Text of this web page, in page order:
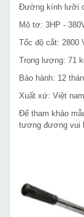
Đường kính lưỡi
Mô tơ: 3HP -
Tốc độ cắt: 2800
Trọng lượng: 71
Bảo hành: 12
Xuất xứ: Việt nam
Để tham khảo
tương đương vui